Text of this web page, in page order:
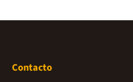
Contacto